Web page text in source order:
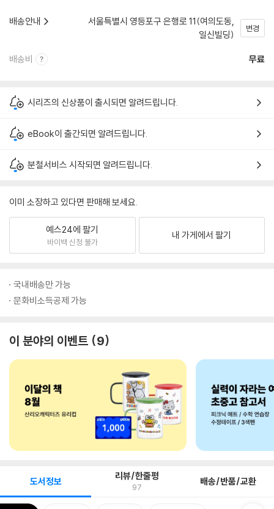
배송안내
서울특별시 영등포구 은행로 11(여의도동,
일신빌딩)
변경
배송비 무료
시리즈의 신상품이 출시되면 알려드립니다.
eBook이 출간되면 알려드립니다.
분철서비스 시작되면 알려드립니다.
이미 소장하고 있다면 판매해 보세요.
예스24에 팔기
바이백 신청 불가
내 가게에서 팔기
국내배송만 가능
문화비소득공제 가능
이 분야의 이벤트 9
도서정보 리뷰/한줄평
97 배송/반품/교환